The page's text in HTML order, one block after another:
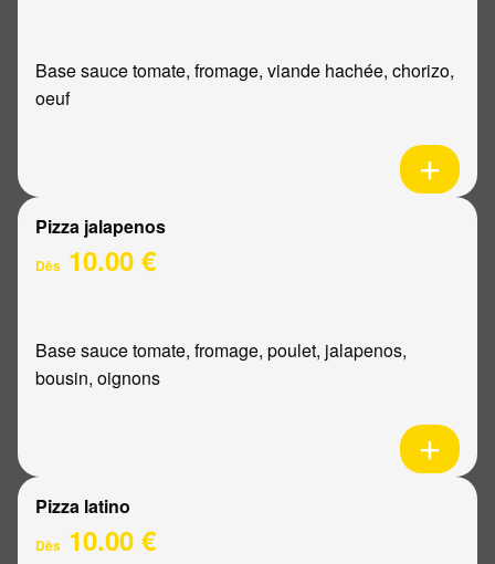
Base sauce tomate, fromage, viande hachée, chorizo,
oeuf
Pizza jalapenos
Dès 10.00 €
Base sauce tomate, fromage, poulet, jalapenos,
bousin, oignons
Pizza latino
Dès 10.00 €